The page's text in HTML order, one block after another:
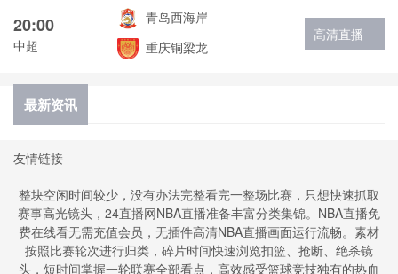
20:00
中超
青岛西海岸
重庆铜梁龙
高清直播
最新资讯
友情链接
整块空闲时间较少，没有办法完整看完一整场比赛，只想快速抓取
赛事高光镜头，24直播网NBA直播准备丰富分类集锦。NBA直播免
费在线看无需充值会员，无插件高清NBA直播画面运行流畅。素材
按照比赛轮次进行归类，碎片时间快速浏览扣篮、抢断、绝杀镜
头，短时间掌握一轮联赛全部看点，高效感受篮球竞技独有的热血